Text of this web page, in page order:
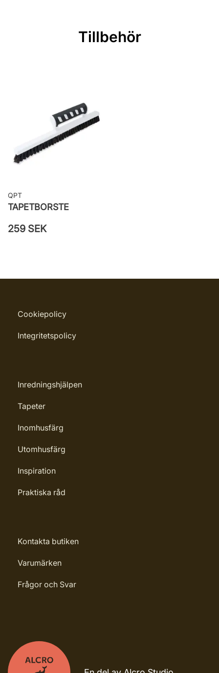
Bredd: 0,53 m
Leverantörens artikelnummer:
29027
Tillbehör
QPT
TAPETBORSTE
259 SEK
Cookiepolicy
Integritetspolicy
Inredningshjälpen
Tapeter
Inomhusfärg
Utomhusfärg
Inspiration
Praktiska råd
Kontakta butiken
Varumärken
Frågor och Svar